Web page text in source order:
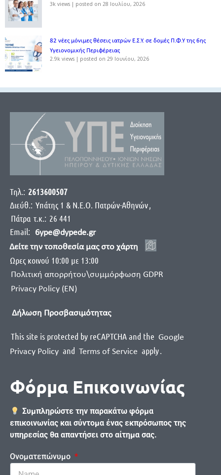
3k views | posted on 28 Ιουλίου, 2026
82 νέες μόνιμες θέσεις ιατρών Ε.Σ.Υ. σε δομές Π.Φ.Υ της 6ης
Υγειονομικής Περιφέρειας
2.9k views | posted on 29 Ιουνίου, 2026
Τηλ.: 2613600507
Διεύθ.: Yπάτης 1 & Ν.Ε.Ο. Πατρών-Αθηνών,
Πάτρα τ.κ.: 26 441
Email:
6ype@dypede.gr
Δείτε την τοποθεσία μας στο χάρτη
Ωρες κοινού 10:00 με 13:00
Πολιτική απορρήτου\συμμόρφωση GDPR
Privacy Policy (EN)
Δήλωση Προσβασιμότητας
This site is protected by reCAPTCHA and the Google
Privacy Policy and Terms of Service apply.
Φόρμα Επικοινωνίας
Συμπληρώστε την παρακάτω φόρμα
επικοινωνίας και σύντομα ένας εκπρόσωπος της
υπηρεσίας θα απαντήσει στο αίτημα σας.
Ονοματεπώνυμο